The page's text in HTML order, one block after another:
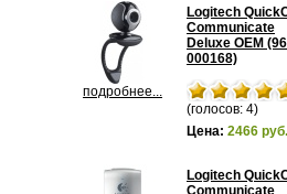
подробнее...
Logitech
Communicate
Deluxe OEM
000168)
(голосов: 4)
Цена: 2466 руб.
Logitech
Communicate